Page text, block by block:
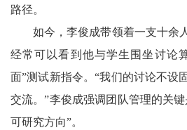
路径。
如今，李俊成带领着一支十余
经常可以看到他与学生围坐讨论
面”测试新指令。“我们的讨论不设
交流。”李俊成强调团队管理的关
可研究方向”。